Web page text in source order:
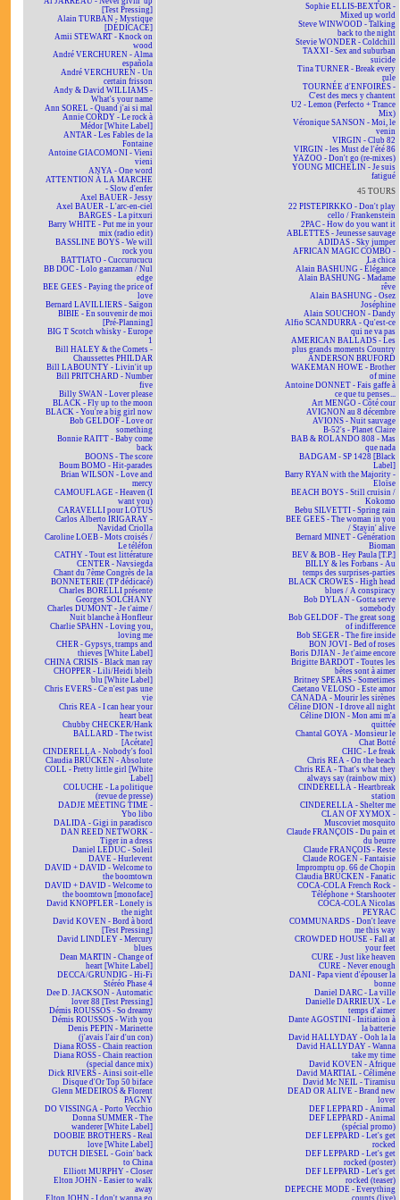
[Test Pressing]
Alain TURBAN - Mystique
[DÉDICACÉ]
Amii STEWART - Knock on
wood
André VERCHUREN - Alma
española
André VERCHUREN - Un
certain frisson
Andy & David WILLIAMS -
What's your name
Ann SOREL - Quand j'ai si mal
Annie CORDY - Le rock à
Médor [White Label]
ANTAR - Les Fables de la
Fontaine
Antoine GIACOMONI - Vieni
vieni
ANYA - One word
ATTENTION À LA MARCHE
- Slow d'enfer
Axel BAUER - Jessy
Axel BAUER - L'arc-en-ciel
BARGES - La pitxuri
Barry WHITE - Put me in your
mix (radio edit)
BASSLINE BOYS - We will
rock you
BATTIATO - Cuccurucucu
BB DOC - Lolo ganzaman / Nul
edge
BEE GEES - Paying the price of
love
Bernard LAVILLIERS - Saïgon
BIBIE - En souvenir de moi
[Pré-Planning]
BIG T Scotch whisky - Europe
1
Bill HALEY & the Comets -
Chaussettes PHILDAR
Bill LABOUNTY - Livin'it up
Bill PRITCHARD - Number
five
Billy SWAN - Lover please
BLACK - Fly up to the moon
BLACK - You're a big girl now
Bob GELDOF - Love or
something
Bonnie RAITT - Baby come
back
BOONS - The score
Boum BOMO - Hit-parades
Brian WILSON - Love and
mercy
CAMOUFLAGE - Heaven (I
want you)
CARAVELLI pour LOTUS
Carlos Alberto IRIGARAY -
Navidad Criolla
Caroline LOEB - Mots croisés /
Le téléfon
CATHY - Tout est littérature
CENTER - Navsiegda
Chant du 7ème Congrès de la
BONNETERIE (TP dédicacé)
Charles BORELLI présente
Georges SOLCHANY
Charles DUMONT - Je t'aime /
Nuit blanche à Honfleur
Charlie SPAHN - Loving you,
loving me
CHER - Gypsys, tramps and
thieves [White Label]
CHINA CRISIS - Black man ray
CHOPPER - Lili/Heidi bleib
blu [White Label]
Chris EVERS - Ce n'est pas une
vie
Chris REA - I can hear your
heart beat
Chubby CHECKER/Hank
BALLARD - The twist
[Acétate]
CINDERELLA - Nobody's fool
Claudia BRÜCKEN - Absolute
COLL - Pretty little girl [White
Label]
COLUCHE - La politique
(revue de presse)
DADJE MEETING TIME -
Ybo libo
DALIDA - Gigi in paradisco
DAN REED NETWORK -
Tiger in a dress
Daniel LEDUC - Soleil
DAVE - Hurlevent
DAVID + DAVID - Welcome to
the boomtown
DAVID + DAVID - Welcome to
the boomtown [monoface]
David KNOPFLER - Lonely is
the night
David KOVEN - Bord à bord
[Test Pressing]
David LINDLEY - Mercury
blues
Dean MARTIN - Change of
heart [White Label]
DECCA/GRUNDIG - Hi-Fi
Stéréo Phase 4
Dee D. JACKSON - Automatic
lover 88 [Test Pressing]
Démis ROUSSOS - So dreamy
Démis ROUSSOS - With you
Denis PEPIN - Marinette
(j'avais l'air d'un con)
Diana ROSS - Chain reaction
Diana ROSS - Chain reaction
(special dance mix)
Dick RIVERS - Ainsi soit-elle
Disque d'Or Top 50 biface
Glenn MEDEIROS & Florent
PAGNY
DO VISSINGA - Porto Vecchio
Donna SUMMER - The
wanderer [White Label]
DOOBIE BROTHERS - Real
love [White Label]
DUTCH DIESEL - Goin' back
to China
Elliott MURPHY - Closer
Elton JOHN - Easier to walk
away
Elton JOHN - I don't wanna go
Sophie ELLIS-BEXTOR -
Mixed up world
Steve WINWOOD - Talking
back to the night
Stevie WONDER - Coldchill
TAXXI - Sex and suburban
suicide
Tina TURNER - Break every
rule
TOURNÉE d'ENFOIRÉS -
C'est des mecs y chantent
U2 - Lemon (Perfecto + Trance
Mix)
Véronique SANSON - Moi, le
venin
VIRGIN - Club 82
VIRGIN - les Must de l'été 86
YAZOO - Don't go (re-mixes)
YOUNG MICHELIN - Je suis
fatigué
45 TOURS
22 PISTEPIRKKO - Don't play
cello / Frankenstein
2PAC - How do you want it
ABLETTES - Jeunesse sauvage
ADIDAS - Sky jumper
AFRICAN MAGIC COMBO -
La chica
Alain BASHUNG - Élégance
Alain BASHUNG - Madame
rêve
Alain BASHUNG - Osez
Joséphine
Alain SOUCHON - Dandy
Alfio SCANDURRA - Qu'est-ce
qui ne va pas
AMERICAN BALLADS - Les
plus grands moments Country
ANDERSON BRUFORD
WAKEMAN HOWE - Brother
of mine
Antoine DONNET - Fais gaffe à
ce que tu penses...
Art MENGO - Côté cour
AVIGNON au 8 décembre
AVIONS - Nuit sauvage
B-52's - Planet Claire
BAB & ROLANDO 808 - Mas
que nada
BADGAM - SP 1428 [Black
Label]
Barry RYAN with the Majority -
Eloïse
BEACH BOYS - Still cruisin /
Kokomo
Bebu SILVETTI - Spring rain
BEE GEES - The woman in you
/ Stayin' alive
Bernard MINET - Génération
Bioman
BEV & BOB - Hey Paula [T.P.]
BILLY & les Forbans - Au
temps des surprises-parties
BLACK CROWES - High head
blues / A conspiracy
Bob DYLAN - Gotta serve
somebody
Bob GELDOF - The great song
of indifference
Bob SEGER - The fire inside
BON JOVI - Bed of roses
Boris DJIAN - Je t'aime encore
Brigitte BARDOT - Toutes les
bêtes sont à aimer
Britney SPEARS - Sometimes
Caetano VELOSO - Este amor
CANADA - Mourir les sirènes
Céline DION - I drove all night
Céline DION - Mon ami m'a
quittée
Chantal GOYA - Monsieur le
Chat Botté
CHIC - Le freak
Chris REA - On the beach
Chris REA - That's what they
always say (rainbow mix)
CINDERELLA - Heartbreak
station
CINDERELLA - Shelter me
CLAN OF XYMOX -
Muscoviet mosquito
Claude FRANÇOIS - Du pain et
du beurre
Claude FRANÇOIS - Reste
Claude ROGEN - Fantaisie
Impromptu op. 66 de Chopin
Claudia BRÜCKEN - Fanatic
COCA-COLA French Rock -
Téléphone + Starshooter
COCA-COLA Nicolas
PEYRAC
COMMUNARDS - Don't leave
me this way
CROWDED HOUSE - Fall at
your feet
CURE - Just like heaven
CURE - Never enough
DANI - Papa vient d'épouser la
bonne
Daniel DARC - La ville
Danielle DARRIEUX - Le
temps d'aimer
Dante AGOSTINI - Initiation à
la batterie
David HALLYDAY - Ooh la la
David HALLYDAY - Wanna
take my time
David KOVEN - Afrique
David MARTIAL - Célimène
David Mc NEIL - Tiramisu
DEAD OR ALIVE - Brand new
lover
DEF LEPPARD - Animal
DEF LEPPARD - Animal
(spécial promo)
DEF LEPPARD - Let's get
rocked
DEF LEPPARD - Let's get
rocked (poster)
DEF LEPPARD - Let's get
rocked (teaser)
DEPECHE MODE - Everything
counts (live)